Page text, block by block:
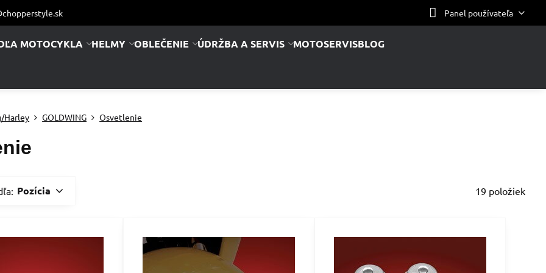
Panel používateľa
MOTOCYKLA HELMY OBLEČENIE ÚDRŽBA A SERVIS MOTOSERVISBLOG
Harley GOLDWING Osvetlenie
Pozícia 19 položiek